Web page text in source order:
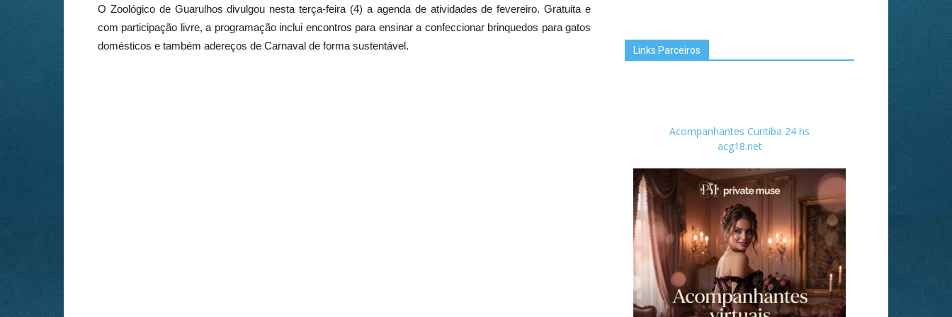
O Zoológico de Guarulhos divulgou nesta terça-feira (4) a agenda de atividades de fevereiro. Gratuita e
com participação livre, a programação inclui encontros para ensinar a confeccionar brinquedos para gatos
domésticos e também adereços de Carnaval de forma sustentável.
Links Parceiros
Acompanhantes Curitiba 24 hs
acg18.net